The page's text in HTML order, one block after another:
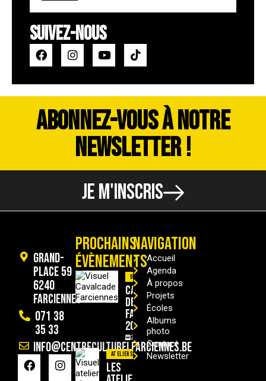
SUIVEZ-NOUS
ABONNEZ-VOUS À NOTRE
NEWSLETTER !
JE M'INSCRIS
Grand-
Place 59
6240
Farciennes
071 38
35 33
info@centreculturelfarciennes.be
PROCHAINS
ÉVÈNEMENTS
Divers
Cavalcade
de
Farciennes
2026
29/08/2026
Ateliers
Les
NAVIGATION
Accueil
Agenda
À propos
Projets
Écoles
Albums
photo
Contact
Newsletter